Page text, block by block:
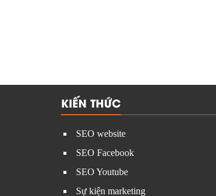
KIẾN THỨC
SEO website
SEO Facebook
SEO Youtube
Sự kiện marketing